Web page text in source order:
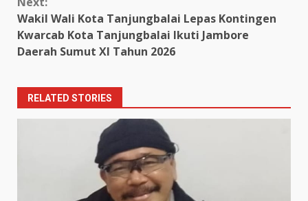
Wakil Wali Kota Tanjungbalai Lepas Kontingen
Kwarcab Kota Tanjungbalai Ikuti Jambore
Daerah Sumut XI Tahun 2026
RELATED STORIES